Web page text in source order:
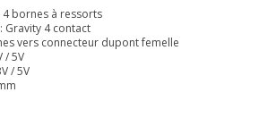
bornes à ressorts
Gravity 4 contact
vers connecteur dupont femelle
/ 5V
/ 5V